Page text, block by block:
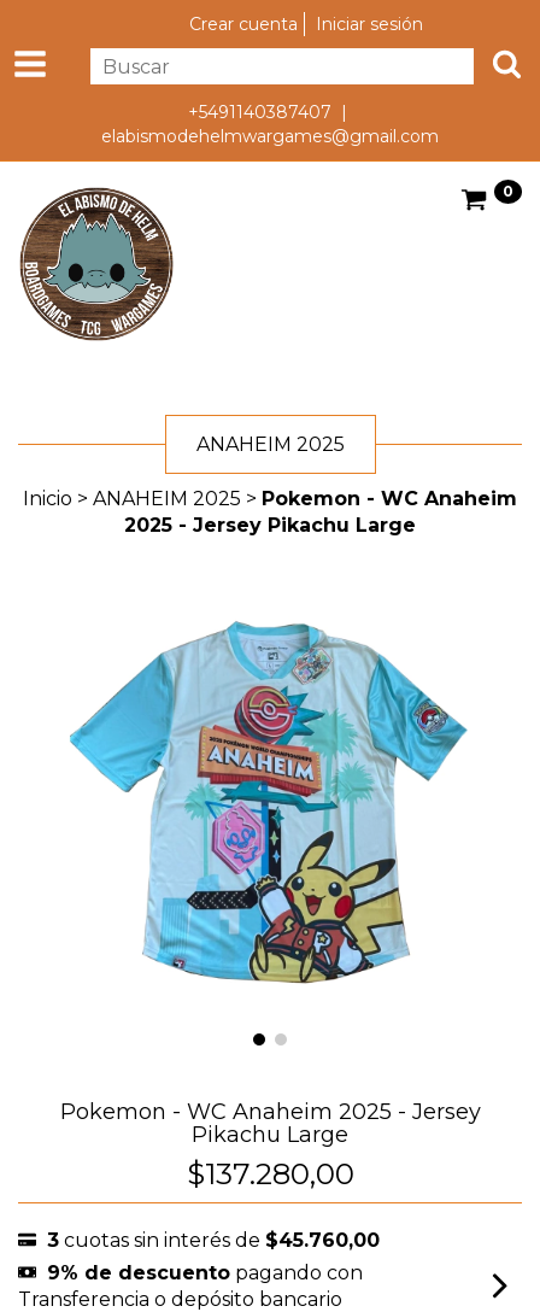
Crear cuenta Iniciar sesión
+5491140387407 |
elabismodehelmwargames@gmail.com
0
ANAHEIM 2025
Inicio > ANAHEIM 2025 > Pokemon - WC Anaheim
2025 - Jersey Pikachu Large
Pokemon - WC Anaheim 2025 - Jersey
Pikachu Large
$137.280,00
3 cuotas sin interés de $45.760,00
9% de descuento pagando con
Transferencia o depósito bancario